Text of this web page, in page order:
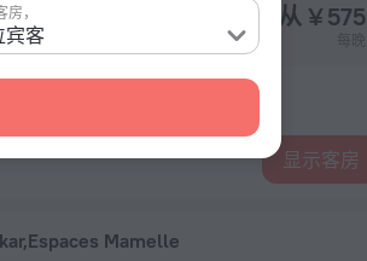
宾客
房， 从 ¥ 575
显示客房
Mamelle